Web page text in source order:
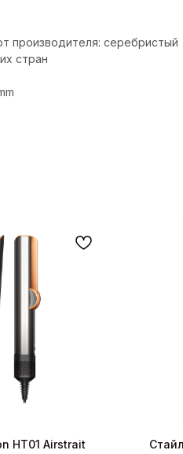
производителя: серебристый
стран
HT01 Airstrait